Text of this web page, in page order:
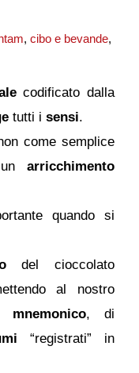
, cibo e bevande,
codificato dalla
tutti isensi.
come semplice
arricchimento
quando si
del cioccolato
al nostro
mnemonico, di
“registrati” in